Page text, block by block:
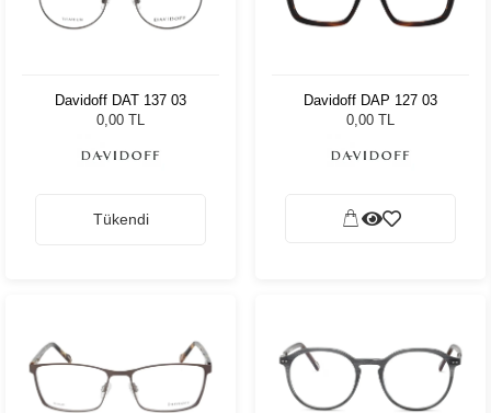
Davidoff DAT 137 03
0,00 TL
Tükendi
Davidoff DAP 127 03
0,00 TL